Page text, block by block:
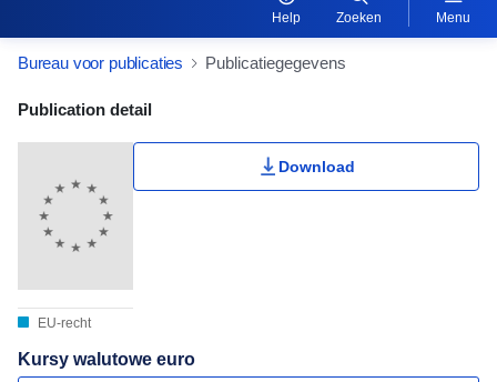
Help Zoeken Menu
Bureau voor publicaties Publicatiegegevens
Publication Detail Actions Portlet
Publication detail
EU-recht
Download
Kursy walutowe euro